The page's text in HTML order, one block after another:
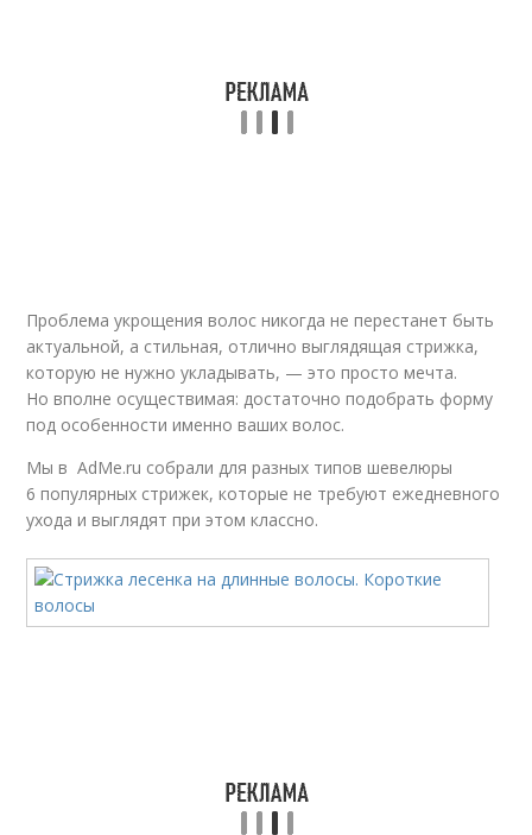
Проблема укрощения волос никогда не перестанет быть
актуальной, а стильная, отлично выглядящая стрижка,
которую не нужно укладывать, — это просто мечта.
Но вполне осуществимая: достаточно подобрать форму
под особенности именно ваших волос.
Мы в AdMe.ru собрали для разных типов шевелюры
6 популярных стрижек, которые не требуют ежедневного
ухода и выглядят при этом классно.